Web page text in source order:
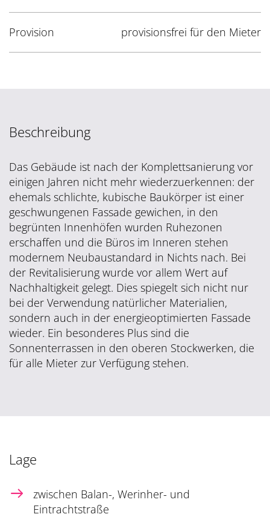
Provision provisionsfrei für den Mieter
Beschreibung
Das Gebäude ist nach der Komplettsanierung vor
einigen Jahren nicht mehr wiederzuerkennen: der
ehemals schlichte, kubische Baukörper ist einer
geschwungenen Fassade gewichen, in den
begrünten Innenhöfen wurden Ruhezonen
erschaffen und die Büros im Inneren stehen
modernem Neubaustandard in Nichts nach. Bei
der Revitalisierung wurde vor allem Wert auf
Nachhaltigkeit gelegt. Dies spiegelt sich nicht nur
bei der Verwendung natürlicher Materialien,
sondern auch in der energieoptimierten Fassade
wieder. Ein besonderes Plus sind die
Sonnenterrassen in den oberen Stockwerken, die
für alle Mieter zur Verfügung stehen.
Lage
zwischen Balan-, Werinher- und
Eintrachtstraße